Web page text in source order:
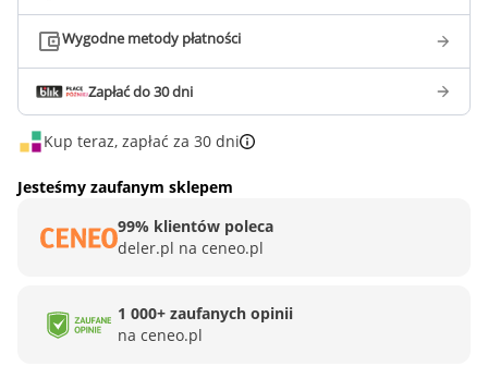
Wygodne metody płatności
Zapłać do 30 dni
Kup teraz, zapłać za 30 dni
Jesteśmy zaufanym sklepem
99% klientów poleca
deler.pl na ceneo.pl
1 000+ zaufanych opinii
na ceneo.pl